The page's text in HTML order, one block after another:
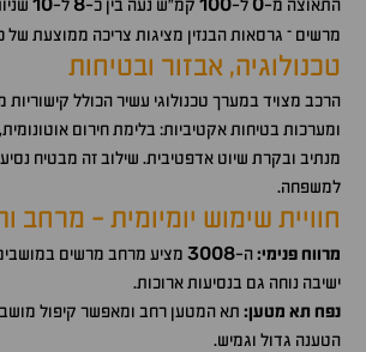
התאוצה מ-
ל- קמ"ש נעה בין כ- ל-
מרשים – גרסאות הבנזין מציגות צריכה ממוצעת של
טכנולוגיה, אבזור ובטיחות
הרכב מצויד במערך טכנולוגי עשיר הכולל
ומערכות בטיחות אקטיביות: בלימת חירום
מנתיב ובקרת שיוט אדפטיבית. שילוב זה מבטיח
למשפחה.
חוויית שימוש יומיומית - מרחב
מרווח פנימי:ה-3008 מציע מרחב מרשים
ישיבה נוחה גם בנסיעות ארוכות.
נפח תא מטען: תא המטען רחב ומאפשר קיפול
הטענה גדול וגמיש.